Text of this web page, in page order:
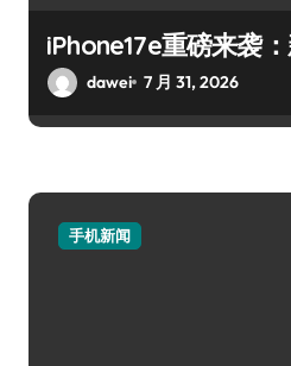
iPhone17e重磅来袭
dawei 7 月 31, 2026
手机新闻